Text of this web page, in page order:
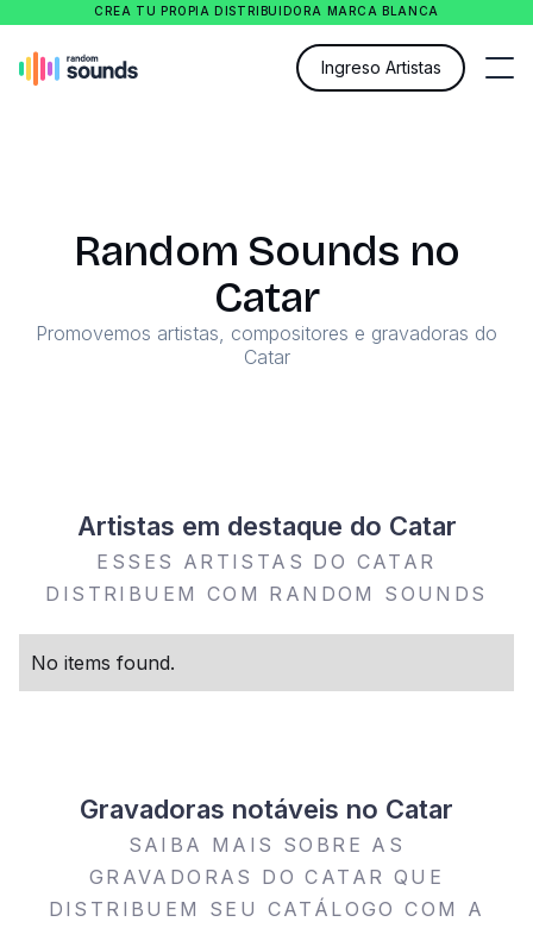
CREA TU PROPIA DISTRIBUIDORA MARCA BLANCA
Ingreso Artistas
Random Sounds no
Catar
Promovemos artistas, compositores e gravadoras do
Catar
Artistas em destaque do Catar
ESSES ARTISTAS DO CATAR
DISTRIBUEM COM RANDOM SOUNDS
No items found.
Gravadoras notáveis no Catar
SAIBA MAIS SOBRE AS
GRAVADORAS DO CATAR QUE
DISTRIBUEM SEU CATÁLOGO COM A